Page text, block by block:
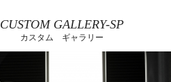
CUSTOM GALLERY-SP
カスタム ギャラリー